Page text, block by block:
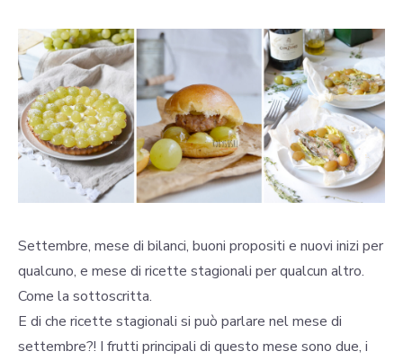
Settembre, mese di bilanci, buoni propositi e nuovi inizi per
qualcuno, e mese di ricette stagionali per qualcun altro.
Come la sottoscritta.
E di che ricette stagionali si può parlare nel mese di
settembre?! I frutti principali di questo mese sono due, i